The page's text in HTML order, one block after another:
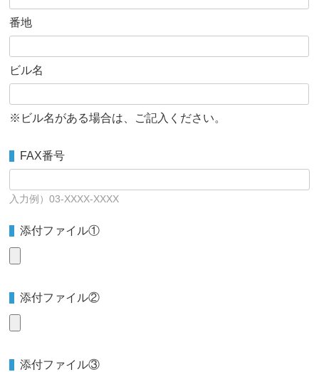
番地
ビル名
※ビル名がある場合は、ご記入ください。
FAX番号
入力例）03-XXXX-XXXX
添付ファイル①
添付ファイル②
添付ファイル③